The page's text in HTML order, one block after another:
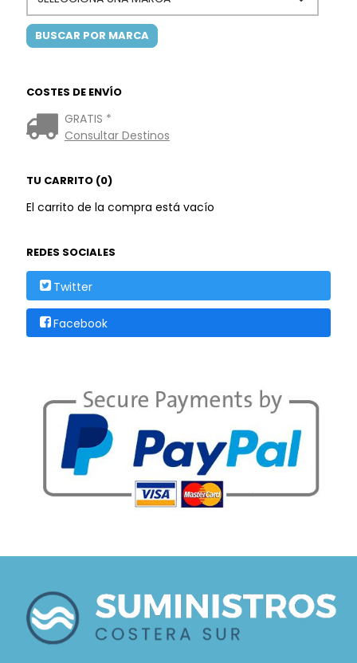
COSTES DE ENVÍO
GRATIS *
Consultar Destinos
TU CARRITO (0)
El carrito de la compra está vacío
REDES SOCIALES
Twitter
Facebook